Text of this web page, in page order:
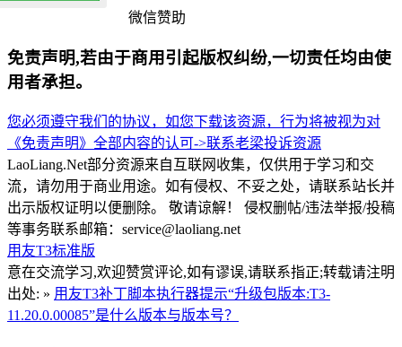
微信赞助
免责声明,若由于商用引起版权纠纷,一切责任均由使
用者承担。
您必须遵守我们的协议，如您下载该资源，行为将被视为对
《免责声明》全部内容的认可->联系老梁投诉资源
LaoLiang.Net部分资源来自互联网收集，仅供用于学习和交
流，请勿用于商业用途。如有侵权、不妥之处，请联系站长并
出示版权证明以便删除。 敬请谅解！ 侵权删帖/违法举报/投稿
等事务联系邮箱：service@laoliang.net
用友T3标准版
意在交流学习,欢迎赞赏评论,如有谬误,请联系指正;转载请注明
出处: » 用友T3补丁脚本执行器提示“升级包版本:T3-
11.20.0.00085”是什么版本与版本号？